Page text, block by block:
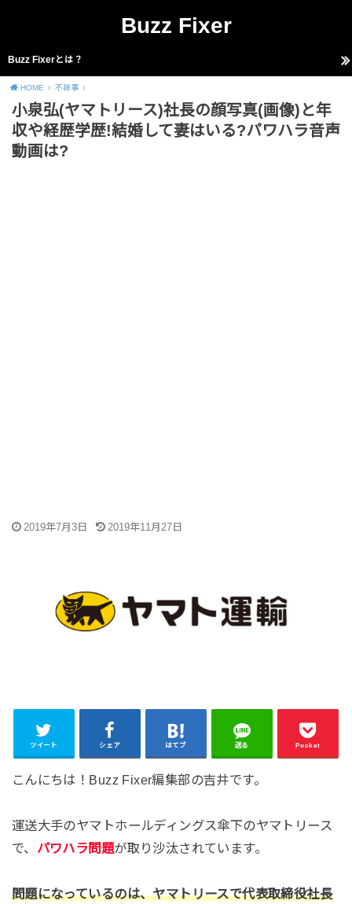
Buzz Fixer
Buzz Fixerとは？
HOME 不祥事
小泉弘(ヤマトリース)社長の顔写真(画像)と年
収や経歴学歴!結婚して妻はいる?パワハラ音声
動画は?
2019年7月3日 2019年11月27日
ツイート シェア はてブ 送る Pocket
こんにちは！Buzz Fixer編集部の吉井です。
運送大手のヤマトホールディングス傘下のヤマトリース
で、 パワハラ問題が取り沙汰されています。
問題になっているのは、ヤマトリースで代表取締役社長